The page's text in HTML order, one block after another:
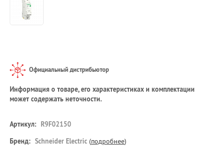
Официальный дистрибьютор
Информация о товаре, его характеристиках и комплектации
может содержать неточности.
Артикул: R9F02150
Бренд: Schneider Electric (подробнее)